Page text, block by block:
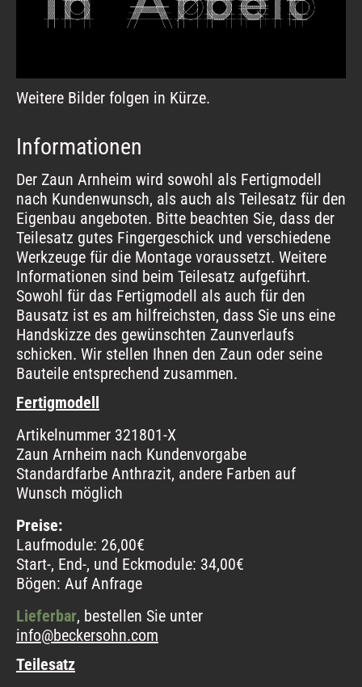
Weitere Bilder folgen in Kürze.
Informationen
Fertigmodell
Artikelnummer 321801-X
Zaun Arnheim nach Kundenvorgabe
Standardfarbe Anthrazit, andere Farben auf
Wunsch möglich
Preise:
Laufmodule: 26,00€
Start-, End-, und Eckmodule: 34,00€
Bögen: Auf Anfrage
Lieferbar, bestellen Sie unter
info@beckersohn.com
Der Zaun Arnheim wird sowohl als Fertigmodell
nach Kundenwunsch, als auch als Teilesatz für den
Eigenbau angeboten. Bitte beachten Sie, dass der
Teilesatz gutes Fingergeschick und verschiedene
Werkzeuge für die Montage voraussetzt. Weitere
Informationen sind beim Teilesatz aufgeführt.
Sowohl für das Fertigmodell als auch für den
Bausatz ist es am hilfreichsten, dass Sie uns eine
Handskizze des gewünschten Zaunverlaufs
schicken. Wir stellen Ihnen den Zaun oder seine
Bauteile entsprechend zusammen.
Teilesatz